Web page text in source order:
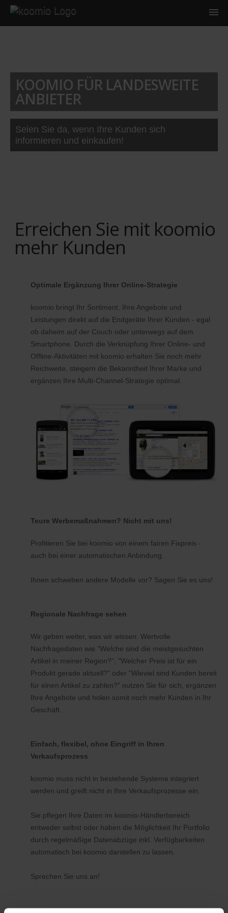
KOOMIO FÜR LANDESWEITE
ANBIETER
Seien Sie da, wenn Ihre Kunden sich
informieren und einkaufen!
Erreichen Sie mit koomio
mehr Kunden
Optimale Ergänzung Ihrer Online-Strategie
koomio bringt Ihr Sortiment, Ihre Angebote und
Leistungen direkt auf die Endgeräte Ihrer Kunden - egal
ob daheim auf der Couch oder unterwegs auf dem
Smartphone. Durch die Verknüpfung Ihrer Online- und
Offline-Aktivitäten mit koomio erhalten Sie noch mehr
Reichweite, steigern die Bekanntheit Ihrer Marke und
ergänzen Ihre Multi-Channel-Strategie optimal.
Teure Werbemaßnahmen? Nicht mit uns!
Profitieren Sie bei koomio von einem fairen Fixpreis -
auch bei einer automatischen Anbindung.
Ihnen schweben andere Modelle vor? Sagen Sie es uns!
Regionale Nachfrage sehen
Wir geben weiter, was wir wissen: Wertvolle
Nachfragedaten wie "Welche sind die meistgesuchten
Artikel in meiner Region?", "Welcher Preis ist für ein
Produkt gerade aktuell?" oder "Wieviel sind Kunden bereit
für einen Artikel zu zahlen?" nutzen Sie für sich, ergänzen
Ihre Angebote und holen somit noch mehr Kunden in Ihr
Geschäft.
Einfach, flexibel, ohne Eingriff in Ihren
Verkaufsprozess
koomio muss nicht in bestehende Systeme integriert
werden und greift nicht in Ihre Verkaufsprozesse ein.
Sie pflegen Ihre Daten im koomio-Händlerbereich
entweder selbst oder haben die Möglichkeit Ihr Portfolio
durch regelmäßige Datenabzüge inkl. Verfügbarkeiten
automatisch bei koomio darstellen zu lassen.
Sprechen Sie uns an!